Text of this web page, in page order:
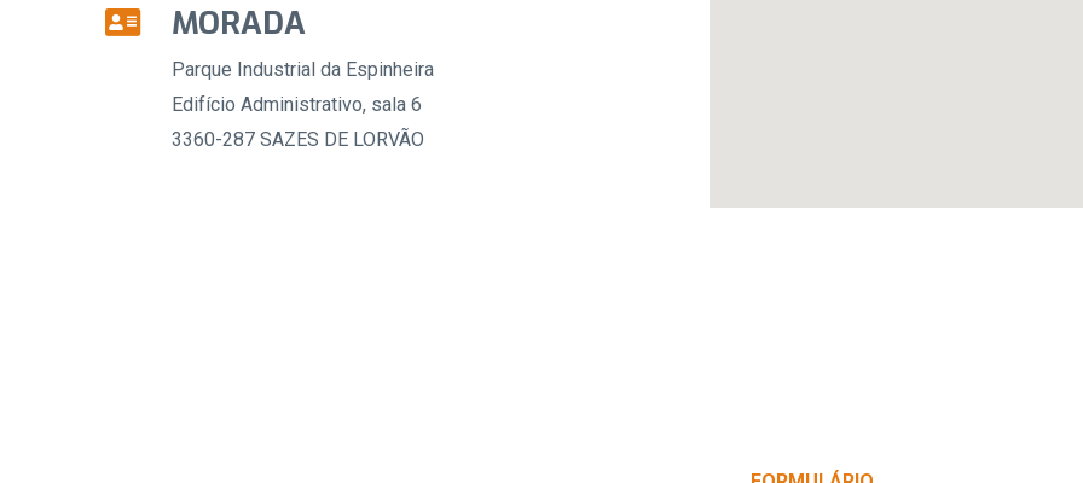
MORADA
Parque Industrial da Espinheira
Edifício Administrativo, sala 6
3360-287 SAZES DE LORVÃO